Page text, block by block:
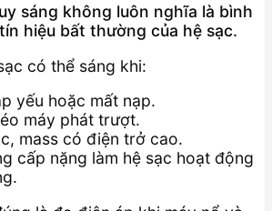
sáng không luôn nghĩa là bình
hiệu bất thường của hệ sạc.
có thể sáng khi:
yếu hoặc mất nạp.
máy phát trượt.
mass có điện trở cao.
cấp nặng làm hệ sạc hoạt động